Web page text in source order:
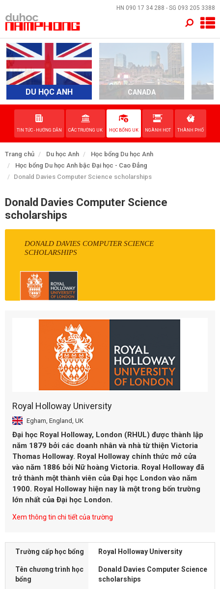
HN 090 17 34 288 - SG 093 205 3388
DU HỌC ANH CANADA
TIN TỨC - HƯỚNG DẪN CÁC TRƯỜNG UK HỌC BỔNG UK NGÀNH HOT THÀNH PHỐ
Trang chủ Du học Anh
Học bổng Du học Anh
Học bổng Du học Anh bậc Đại học - Cao Đẳng
Donald Davies Computer Science scholarships
Donald Davies Computer Science
scholarships
DONALD DAVIES COMPUTER SCIENCE
SCHOLARSHIPS
Royal Holloway University
Egham, England, UK
Đại học Royal Holloway, London (RHUL) được thành lập
năm 1879 bởi các doanh nhân và nhà từ thiện Victoria
Thomas Holloway. Royal Holloway chính thức mở cửa
vào năm 1886 bởi Nữ hoàng Victoria. Royal Holloway đã
trở thành một thành viên của Đại học London vào năm
1900. Royal Holloway hiện nay là một trong bốn trường
lớn nhất của Đại học London.
Xem thông tin chi tiết của trường
Trường cấp học bổng Royal Holloway University
Tên chương trình học
bổng
Donald Davies Computer Science
scholarships
×
TRANG CHỦ
QUỐC GIA
EVENTS
DỊCH VỤ
VỀ NAM PHONG
LIÊN HỆ